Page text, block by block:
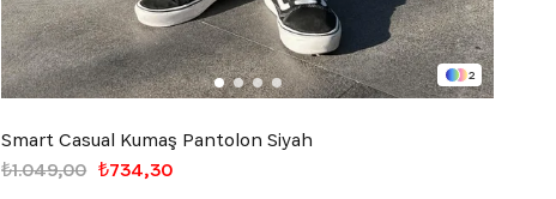
2
Smart Casual Kumaş Pantolon Siyah
₺734,30
₺1.049,00